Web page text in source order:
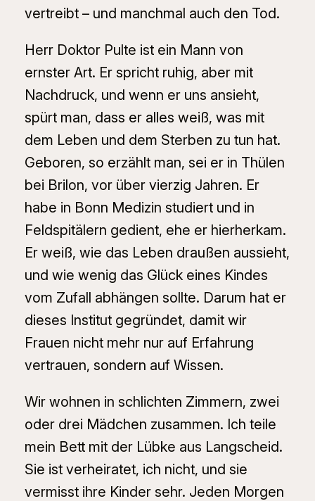
vertreibt – und manchmal auch den Tod.
Herr Doktor Pulte ist ein Mann von
ernster Art. Er spricht ruhig, aber mit
Nachdruck, und wenn er uns ansieht,
spürt man, dass er alles weiß, was mit
dem Leben und dem Sterben zu tun hat.
Geboren, so erzählt man, sei er in Thülen
bei Brilon, vor über vierzig Jahren. Er
habe in Bonn Medizin studiert und in
Feldspitälern gedient, ehe er hierherkam.
Er weiß, wie das Leben draußen aussieht,
und wie wenig das Glück eines Kindes
vom Zufall abhängen sollte. Darum hat er
dieses Institut gegründet, damit wir
Frauen nicht mehr nur auf Erfahrung
vertrauen, sondern auf Wissen.
Wir wohnen in schlichten Zimmern, zwei
oder drei Mädchen zusammen. Ich teile
mein Bett mit der Lübke aus Langscheid.
Sie ist verheiratet, ich nicht, und sie
vermisst ihre Kinder sehr. Jeden Morgen